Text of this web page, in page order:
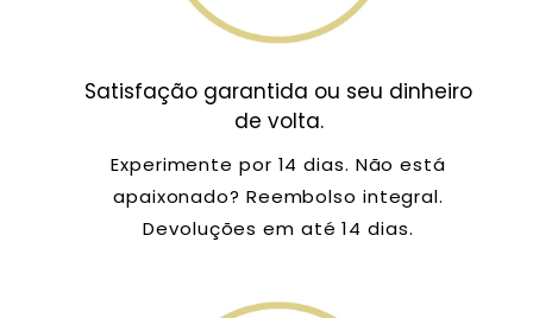
Satisfação garantida ou seu dinheiro
de volta.
Experimente por 14 dias. Não está
apaixonado? Reembolso integral.
Devoluções em até 14 dias.